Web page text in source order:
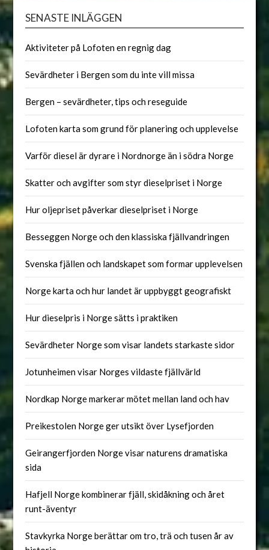
SENASTE INLÄGGEN
Aktiviteter på Lofoten en regnig dag
Sevärdheter i Bergen som du inte vill missa
Bergen – sevärdheter, tips och reseguide
Lofoten karta som grund för planering och upplevelse
Varför diesel är dyrare i Nordnorge än i södra Norge
Skatter och avgifter som styr dieselpriset i Norge
Hur oljepriset påverkar dieselpriset i Norge
Besseggen Norge och den klassiska fjällvandringen
Svenska fjällen och landskapet som formar upplevelsen
Norge karta och hur landet är uppbyggt geografiskt
Hur dieselpris i Norge sätts i praktiken
Sevärdheter Norge som visar landets starkaste sidor
Jotunheimen visar Norges vildaste fjällvärld
Nordkap Norge markerar mötet mellan land och hav
Preikestolen Norge ger utsikt över Lysefjorden
Geirangerfjorden Norge visar naturens dramatiska
sida
Hafjell Norge kombinerar fjäll, skidåkning och året
runt-äventyr
Stavkyrka Norge berättar om tro, trä och tusen år av